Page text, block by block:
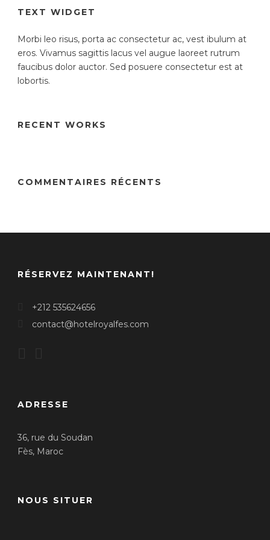
TEXT WIDGET
Morbi leo risus, porta ac consectetur ac, vest ibulum at
eros. Vivamus sagittis lacus vel augue laoreet rutrum
faucibus dolor auctor. Sed posuere consectetur est at
lobortis.
RECENT WORKS
COMMENTAIRES RÉCENTS
RÉSERVEZ MAINTENANT!
+212 535624656
contact@hotelroyalfes.com
ADRESSE
36, rue du Soudan
Fès, Maroc
NOUS SITUER